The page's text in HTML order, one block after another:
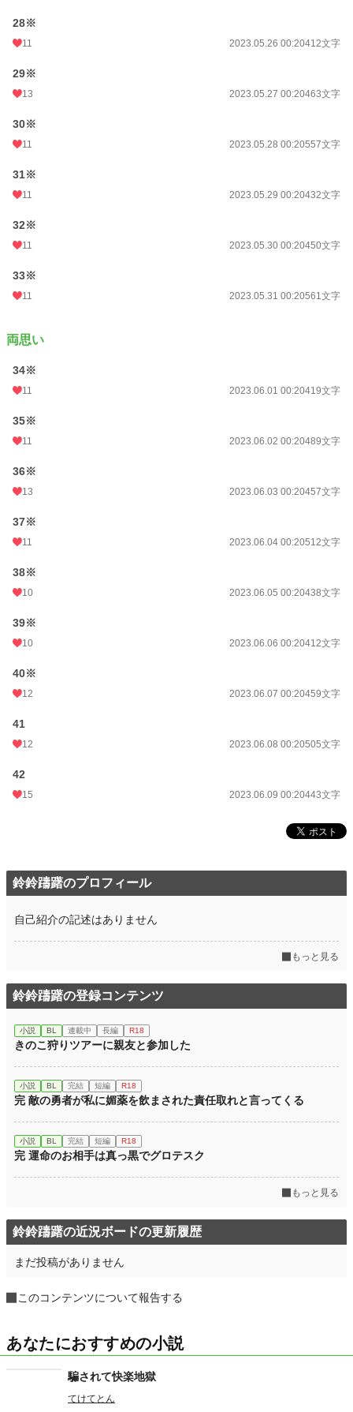
28※
11 2023.05.26 00:20412文字
29※
13 2023.05.27 00:20463文字
30※
11 2023.05.28 00:20557文字
31※
11 2023.05.29 00:20432文字
32※
11 2023.05.30 00:20450文字
33※
11 2023.05.31 00:20561文字
両思い
34※
11 2023.06.01 00:20419文字
35※
11 2023.06.02 00:20489文字
36※
13 2023.06.03 00:20457文字
37※
11 2023.06.04 00:20512文字
38※
10 2023.06.05 00:20438文字
39※
10 2023.06.06 00:20412文字
40※
12 2023.06.07 00:20459文字
41
12 2023.06.08 00:20505文字
42
15 2023.06.09 00:20443文字
鈴鈴躊躇のプロフィール
自己紹介の記述はありません
もっと見る
鈴鈴躊躇の登録コンテンツ
小説 BL 連載中 長編 R18
きのこ狩りツアーに親友と参加した
小説 BL 完結 短編 R18
完 敵の勇者が私に媚薬を飲まされた責任取れと言ってくる
小説 BL 完結 短編 R18
完 運命のお相手は真っ黒でグロテスク
もっと見る
鈴鈴躊躇の近況ボードの更新履歴
まだ投稿がありません
このコンテンツについて報告する
あなたにおすすめの小説
騙されて快楽地獄
てけてとん